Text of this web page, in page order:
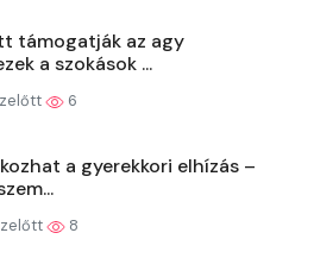
támogatják az agy
a szokások ...
6
a gyerekkori elhízás –
8